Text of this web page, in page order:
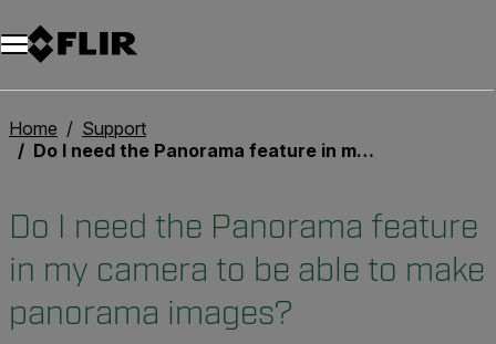
Unread messages
Modello
Rimuovi
articoli
articolo
Aggiungi al carrello
Aggiunto al carrello
Home
Support
Do I need the Panorama feature in my camera to be able to make panorama images?
Do I need the Panorama feature
in my camera to be able to make
panorama images?